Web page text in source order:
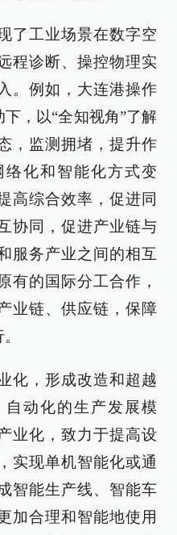
了工业场景在数字空
程诊断、操控物理实
。例如，大连港操作
，以“全知视角”了解
，监测拥堵，提升作
化和智能化方式变
高综合效率，促进同
协同，促进产业链与
服务产业之间的相互
有的国际分工合作，
业链、供应链，保障
化，形成改造和超越
动化的生产发展模
业化，致力于提高设
实现单机智能化或通
智能生产线、智能车
加合理和智能地使用